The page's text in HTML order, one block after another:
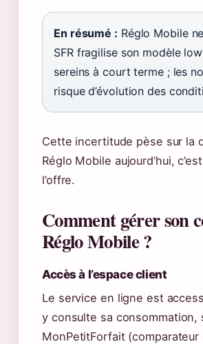
En résumé : Réglo Mobile
SFR fragilise son modèle
sereins à court terme ; les
risque d’évolution des
Cette incertitude pèse sur la
Réglo Mobile aujourd’hui,
l’offre.
Comment gérer son
Réglo Mobile ?
Accès à l’espace client
Le service en ligne est
y consulte sa
MonPetitForfait